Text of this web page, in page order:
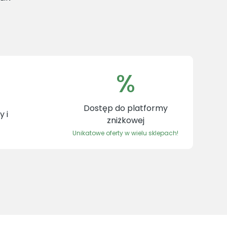
i
%
Dostęp do platformy
zniżkowej
Unikatowe oferty w wielu sklepach!